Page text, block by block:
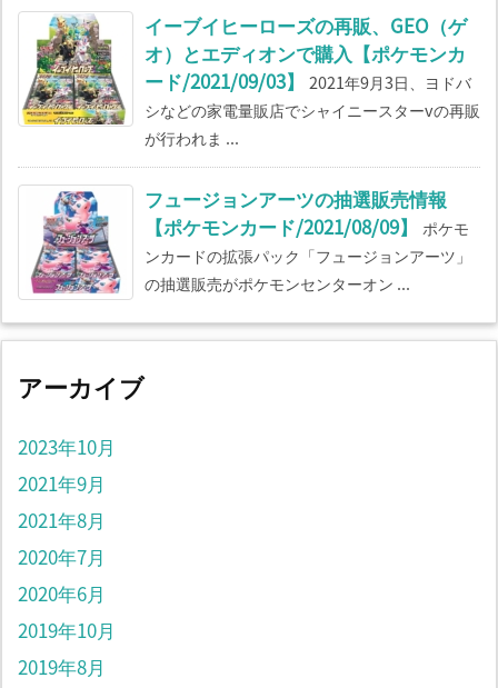
イーブイヒーローズの再販、GEO（ゲ
オ）とエディオンで購入【ポケモンカ
ード/2021/09/03】
2021年9月3日、ヨドバ
シなどの家電量販店でシャイニースターvの再販
が行われま ...
フュージョンアーツの抽選販売情報
【ポケモンカード/2021/08/09】
ポケモ
ンカードの拡張パック「フュージョンアーツ」
の抽選販売がポケモンセンターオン ...
アーカイブ
2023年10月
2021年9月
2021年8月
2020年7月
2020年6月
2019年10月
2019年8月